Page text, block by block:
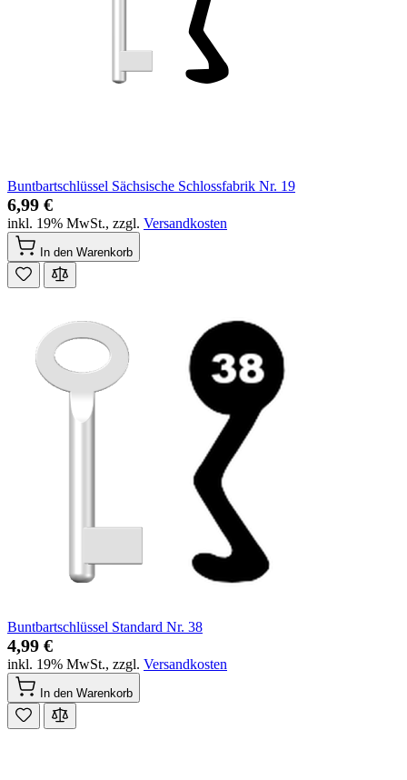
Buntbartschlüssel Sächsische Schlossfabrik Nr. 19
6,99 €
inkl. 19% MwSt., zzgl. Versandkosten
In den Warenkorb
Buntbartschlüssel Standard Nr. 38
4,99 €
inkl. 19% MwSt., zzgl. Versandkosten
In den Warenkorb